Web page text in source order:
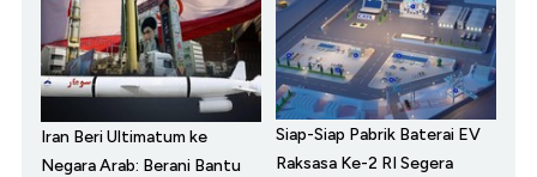
Iran Beri Ultimatum ke
Negara Arab: Berani Bantu
Siap-Siap Pabrik Baterai EV
Raksasa Ke-2 RI Segera